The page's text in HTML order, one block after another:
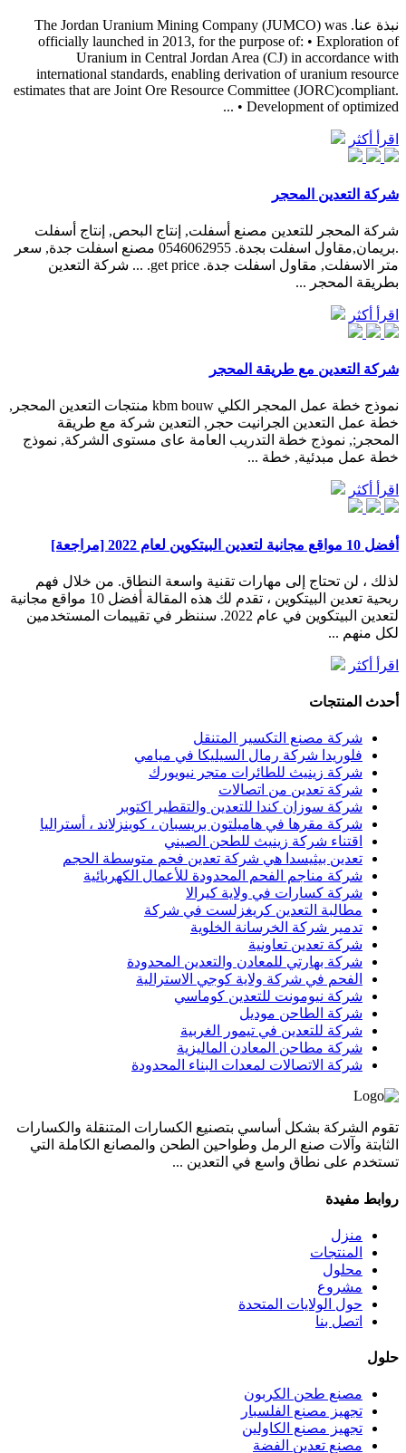
نبذة عنا. The Jordan Uranium Mining Company (JUMCO) was
officially launched in 2013, for the purpose of: • Exploration of
Uranium in Central Jordan Area (CJ) in accordance with
international standards, enabling derivation of uranium resource
estimates that are Joint Ore Resource Committee (JORC)compliant.
• Development of optimized ...
اقرأ أكثر
شركة التعدين المحجر
شركة المحجر للتعدين مصنع أسفلت, إنتاج البحص, إنتاج أسفلت
.بريمان,مقاول اسفلت بجدة. 0546062955 مصنع اسفلت جدة, سعر
متر الاسفلت, مقاول اسفلت جدة. get price. ... شركة التعدين
بطريقة المحجر ...
اقرأ أكثر
شركة التعدين مع طريقة المحجر
نموذج خطة عمل المحجر الكلي kbm bouw منتجات التعدين المحجر,
خطة عمل التعدين الجرانيت حجر, التعدين شركة مع طريقة
المحجر;, نموذج خطة التدريب العامة عاى مستوى الشركة, نموذج
خطة عمل مبدئية, خطة ...
اقرأ أكثر
أفضل 10 مواقع مجانية لتعدين البيتكوين لعام 2022 [مراجعة]
لذلك ، لن تحتاج إلى مهارات تقنية واسعة النطاق. من خلال فهم
ربحية تعدين البيتكوين ، تقدم لك هذه المقالة أفضل 10 مواقع مجانية
لتعدين البيتكوين في عام 2022. سننظر في تقييمات المستخدمين
لكل منهم ...
اقرأ أكثر
أحدث المنتجات
شركة مصنع التكسير المتنقل
فلوريدا شركة رمال السيليكا في ميامي
شركة زينيث للطائرات متجر نيويورك
شركة تعدين من اتصالات
شركة سوزان كندا للتعدين والتقطير اكتوبر
شركة مقرها في هاميلتون بريسبان ، كوينزلاند ، أستراليا
اقتناء شركة زينيث للطحن الصيني
تعدين بيثيسدا هي شركة تعدين فحم متوسطة الحجم
شركة مناجم الفحم المحدودة للأعمال الكهربائية
شركة كسارات في ولاية كيرالا
مطالبة التعدين كريغزلست في شركة
تدمير شركة الخرسانة الخلوية
شركة تعدين تعاونية
شركة بهارتي للمعادن والتعدين المحدودة
الفحم في شركة ولاية كوجي الاسترالية
شركة نيومونت للتعدين كوماسي
شركة الطاحن موديل
شركة للتعدين في تيمور الغربية
شركة مطاحن المعادن الماليزية
شركة الاتصالات لمعدات البناء المحدودة
تقوم الشركة بشكل أساسي بتصنيع الكسارات المتنقلة والكسارات
الثابتة وآلات صنع الرمل وطواحين الطحن والمصانع الكاملة التي
تستخدم على نطاق واسع في التعدين ...
روابط مفيدة
منزل
المنتجات
محلول
مشروع
حول الولايات المتحدة
اتصل بنا
حلول
مصنع طحن الكربون
تجهيز مصنع الفلسبار
تجهيز مصنع الكاولين
مصنع تعدين الفضة